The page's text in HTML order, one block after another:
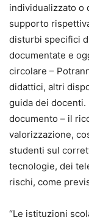
individualizzato o
supporto
disturbi specifici
documentate e
circolare –
didattici, altri
guida dei docenti.
documento – il
valorizzazione,
studenti sul
tecnologie, dei
rischi, come
“Le istituzioni